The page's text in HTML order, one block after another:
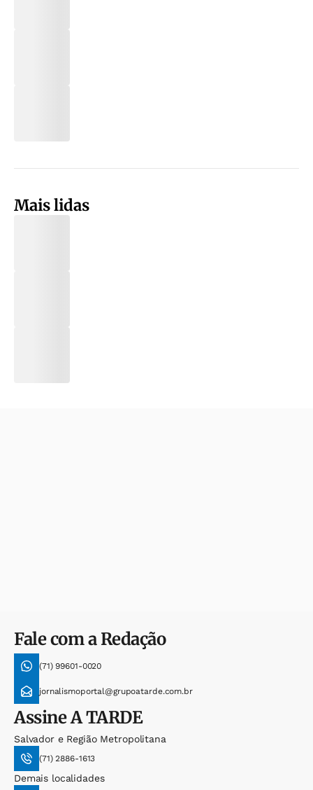
Mais lidas
Fale com a Redação
(71) 99601-0020
jornalismoportal@grupoatarde.com.br
AssineA TARDE
Salvador e Região Metropolitana
(71) 2886-1613
Demais localidades